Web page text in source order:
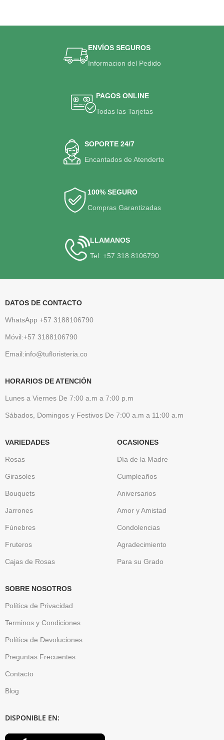
ENVÍOS SEGUROS
Informacion del Pedido
PAGOS ONLINE
Todas las Tarjetas
SOPORTE 24/7
Encantados de Atenderte
100% SEGURO
Compras Garantizadas
LLAMANOS
Tel: +57 318 8106790
DATOS DE CONTACTO
WhatsApp +57 3188106790
Móvil:+57 3188106790
Email:info@tufloristeria.co
HORARIOS DE ATENCIÓN
Lunes a Viernes De 7:00 a.m a 7:00 p.m
Sábados, Domingos y Festivos De 7:00 a.m a 11:00 a.m
VARIEDADES
Rosas
Girasoles
Bouquets
Jarrones
Fúnebres
Fruteros
Cajas de Rosas
OCASIONES
Día de la Madre
Cumpleaños
Aniversarios
Amor y Amistad
Condolencias
Agradecimiento
Para su Grado
SOBRE NOSOTROS
Política de Privacidad
Terminos y Condiciones
Política de Devoluciones
Preguntas Frecuentes
Contacto
Blog
DISPONIBLE EN: